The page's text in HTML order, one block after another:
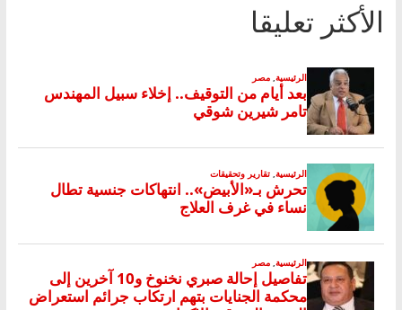
الأكثر تعليقا